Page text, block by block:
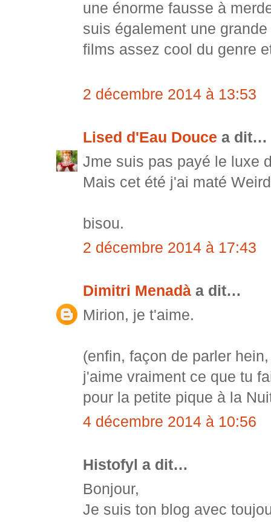
une énorme fausse à
suis également une
films assez cool du genre
2 décembre 2014 à 13:53
Lised d'Eau Douce a dit…
Jme suis pas payé le luxe
Mais cet été j'ai maté
bisou.
2 décembre 2014 à 17:43
Dimitri Menadà a dit…
Mirion, je t'aime.
(enfin, façon de parler
j'aime vraiment ce que tu
pour la petite pique à la
4 décembre 2014 à 10:56
Histofyl a dit…
Bonjour,
Je suis ton blog avec